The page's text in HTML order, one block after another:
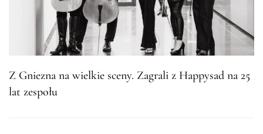
Z Gniezna na wielkie sceny. Zagrali z Happysad na 25
lat zespołu